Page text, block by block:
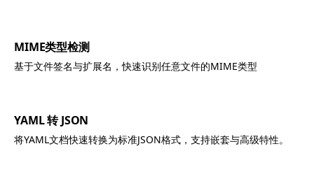
MIME类型检测
基于文件签名与扩展名，快速识别任意文件的MIME类型
YAML 转 JSON
将YAML文档快速转换为标准JSON格式，支持嵌套与高级特性。